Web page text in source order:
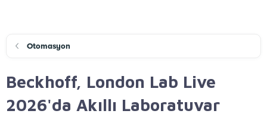
Otomasyon
Beckhoff, London Lab Live
2026'da Akıllı Laboratuvar